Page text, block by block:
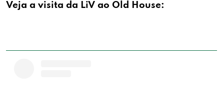
Veja a visita da LiV ao Old House: